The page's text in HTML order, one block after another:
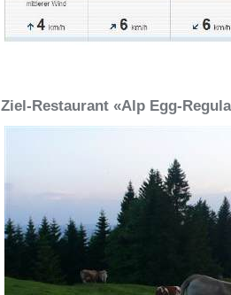
Ziel-Restaurant «Alp Egg-